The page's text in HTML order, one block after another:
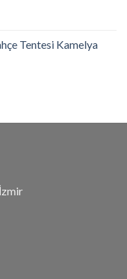
Tentesi Kamelya